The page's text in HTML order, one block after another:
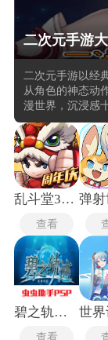
二次元手游
二次元手游以经
从角色的神态动
漫世界，沉浸感
色细节丰富，从
打磨，视觉效果
色技能与阵容搭
策略布局，每一
玩法多样，包括
喜好和战斗风格
乱斗堂3手机版
查看
碧之轨迹手机版
查看